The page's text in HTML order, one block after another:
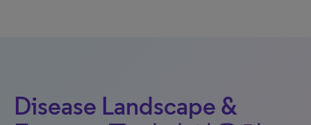
Disease Landscape &